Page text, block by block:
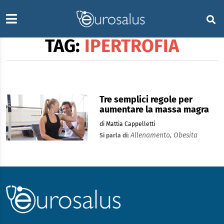
TAG: IPERTROFIA
Tre semplici regole per
aumentare la massa magra
di Mattia Cappelletti
Si parla di:Allenamento, Obesita